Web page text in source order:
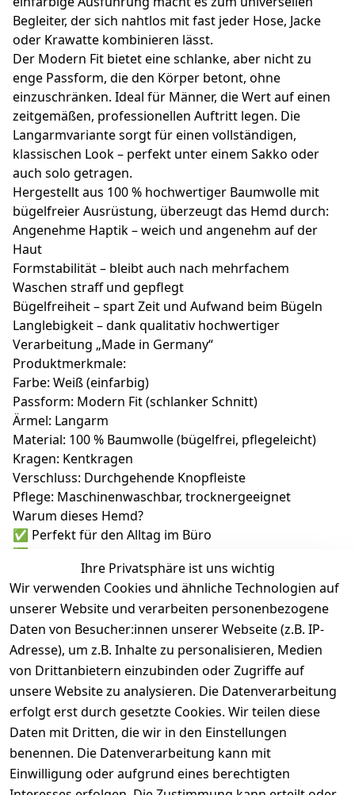
Begleiter, der sich nahtlos mit fast jeder Hose, Jacke
oder Krawatte kombinieren lässt.
Der Modern Fit bietet eine schlanke, aber nicht zu
enge Passform, die den Körper betont, ohne
einzuschränken. Ideal für Männer, die Wert auf einen
zeitgemäßen, professionellen Auftritt legen. Die
Langarmvariante sorgt für einen vollständigen,
klassischen Look – perfekt unter einem Sakko oder
auch solo getragen.
Hergestellt aus 100 % hochwertiger Baumwolle mit
bügelfreier Ausrüstung, überzeugt das Hemd durch:
Angenehme Haptik – weich und angenehm auf der
Haut
Formstabilität – bleibt auch nach mehrfachem
Waschen straff und gepflegt
Bügelfreiheit – spart Zeit und Aufwand beim Bügeln
Langlebigkeit – dank qualitativ hochwertiger
Verarbeitung „Made in Germany“
Produktmerkmale:
Farbe: Weiß (einfarbig)
Passform: Modern Fit (schlanker Schnitt)
Ärmel: Langarm
Material: 100 % Baumwolle (bügelfrei, pflegeleicht)
Kragen: Kentkragen
Verschluss: Durchgehende Knopfleiste
Pflege: Maschinenwaschbar, trocknergeeignet
Warum dieses Hemd?
✅ Perfekt für den Alltag im Büro
✅ Ideal für Hochzeiten, Veranstaltungen oder
Geschäftsessen
✅ Hochwertige Materialien für langen Tragekomfort
✅ Made in Germany – Qualität, die überzeugt
Ihre Privatsphäre ist uns wichtig
Wir verwenden Cookies und ähnliche Technologien auf
unserer Website und verarbeiten personenbezogene
Daten von Besucher:innen unserer Webseite (z.B. IP-
Adresse), um z.B. Inhalte zu personalisieren, Medien
von Drittanbietern einzubinden oder Zugriffe auf
unsere Website zu analysieren. Die Datenverarbeitung
erfolgt erst durch gesetzte Cookies. Wir teilen diese
Daten mit Dritten, die wir in den Einstellungen
benennen. Die Datenverarbeitung kann mit
Einwilligung oder aufgrund eines berechtigten
Rechtliches Kontakt